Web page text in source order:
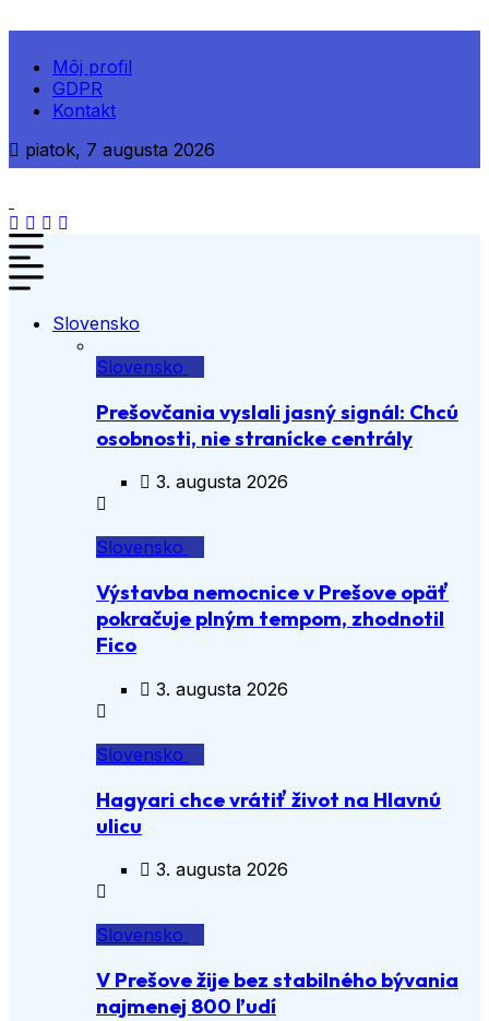
Môj profil
GDPR
Kontakt
piatok, 7 augusta 2026
Slovensko
Slovensko
Prešovčania vyslali jasný signál: Chcú
osobnosti, nie stranícke centrály
3. augusta 2026
Slovensko
Výstavba nemocnice v Prešove opäť
pokračuje plným tempom, zhodnotil
Fico
3. augusta 2026
Slovensko
Hagyari chce vrátiť život na Hlavnú
ulicu
3. augusta 2026
Slovensko
V Prešove žije bez stabilného bývania
najmenej 800 ľudí